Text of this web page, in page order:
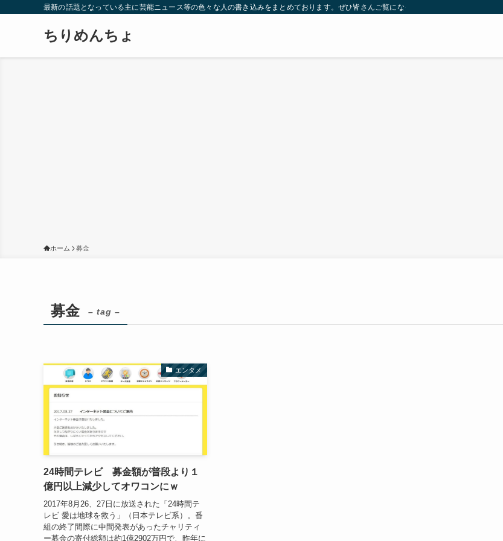
最新の話題となっている主に芸能ニュース等の色々な人の書き込みをまとめております。ぜひ皆さんご覧になっていってください。
ちりめんちょ
ホーム 募金
募金 – tag –
エンタメ
24時間テレビ 募金額が普段より１
億円以上減少してオワコンにｗ
2017年8月26、27日に放送された「24時間テ
レビ 愛は地球を救う」（日本テレビ系）。番
組の終了間際に中間発表があったチャリティ
ー募金の寄付総額は約1億2902万円で、昨年に